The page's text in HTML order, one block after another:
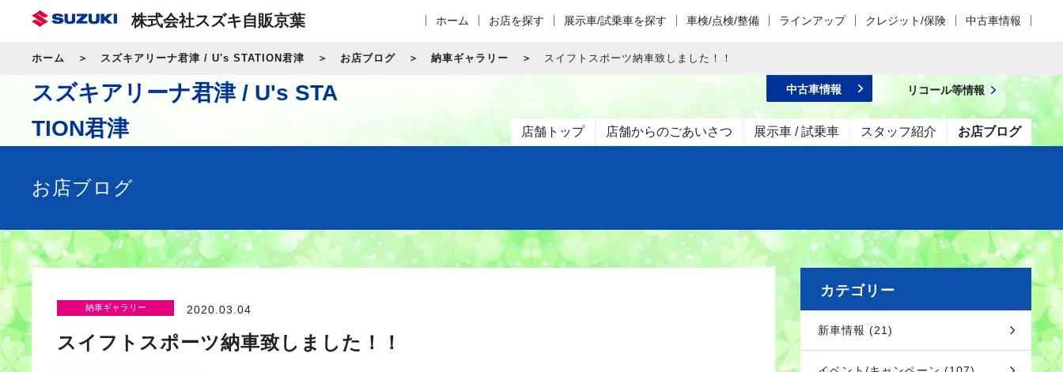
株式会社スズキ自販京葉 ホーム お店を探す 展示車/試乗車を探す 車検/点検/整備 ラインアップ クレジット/保険 中古車情報
ホーム スズキアリーナ君津 / U's STATION君津 お店ブログ 納車ギャラリー スイフトスポーツ納車致しました！！
スズキアリーナ君津 / U's STA
TION君津
店舗トップ 店舗からのごあいさつ 展示車 / 試乗車 スタッフ紹介 お店ブログ
中古車情報 リコール等情報
お店ブログ
納車ギャラリー 2020.03.04
スイフトスポーツ納車致しました！！
カテゴリー
新車情報 (21)